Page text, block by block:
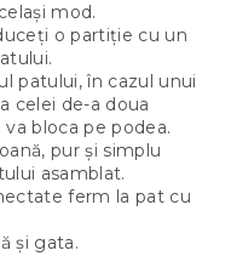
mod.
o partiție cu un
patului, în cazul unui
celei de-a doua
bloca pe podea.
pur și simplu
asamblat.
ferm la pat cu
și gata.